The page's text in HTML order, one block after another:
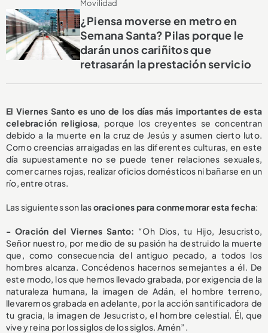
Movilidad
¿Piensa moverse en metro en
Semana Santa? Pilas porque le
darán unos cariñitos que
retrasarán la prestación servicio
El Viernes Santo es uno de los días más importantes de esta
celebración religiosa, porque los creyentes se concentran
debido a la muerte en la cruz de Jesús y asumen cierto luto.
Como creencias arraigadas en las diferentes culturas, en este
día supuestamente no se puede tener relaciones sexuales,
comer carnes rojas, realizar oficios domésticos ni bañarse en un
río, entre otras.
Las siguientes son lasoraciones para conmemorar esta fecha:
- Oración del Viernes Santo: “Oh Dios, tu Hijo, Jesucristo,
Señor nuestro, por medio de su pasión ha destruido la muerte
que, como consecuencia del antiguo pecado, a todos los
hombres alcanza. Concédenos hacernos semejantes a él. De
este modo, los que hemos llevado grabada, por exigencia de la
naturaleza humana, la imagen de Adán, el hombre terreno,
llevaremos grabada en adelante, por la acción santificadora de
tu gracia, la imagen de Jesucristo, el hombre celestial. Él, que
vive y reina por los siglos de los siglos. Amén”.